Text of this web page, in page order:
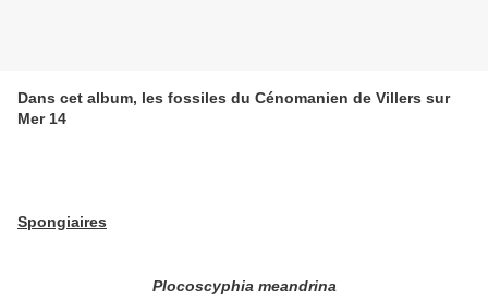
Dans cet album, les fossiles du Cénomanien de Villers sur
Mer 14
Spongiaires
Plocoscyphia meandrina